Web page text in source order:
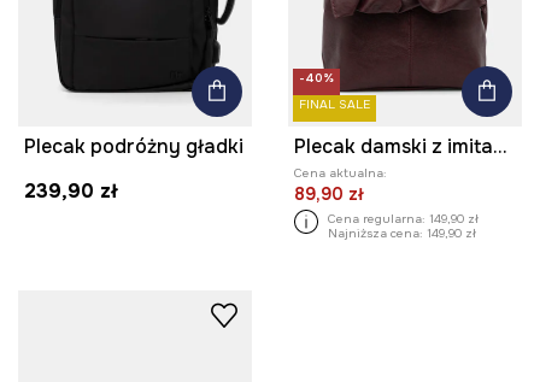
Plecak podróżny gładki
239,90 zł
-40%
FINAL SALE
Plecak damski z imitacji skóry
Cena aktualna:
89,90 zł
Cena regularna: 149,90 zł
Najniższa cena: 149,90 zł